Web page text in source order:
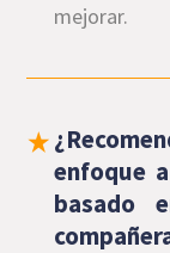
mejorar.
enfoque
basado